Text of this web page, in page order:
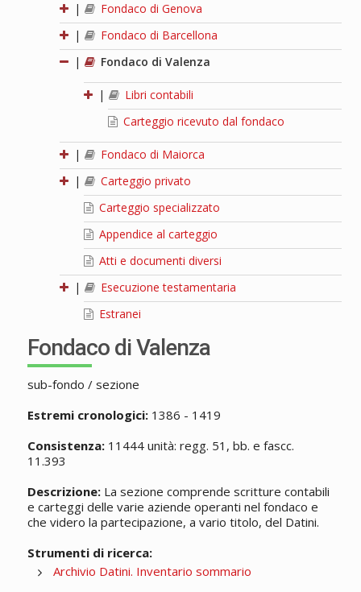
|
Fondaco di Genova
|
Fondaco di Barcellona
|
Fondaco di Valenza
|
Libri contabili
Carteggio ricevuto dal fondaco
|
Fondaco di Maiorca
|
Carteggio privato
Carteggio specializzato
Appendice al carteggio
Atti e documenti diversi
|
Esecuzione testamentaria
Estranei
Fondaco di Valenza
sub-fondo / sezione
Estremi cronologici:1386 - 1419
Consistenza:11444 unità: regg. 51, bb. e fascc.
11.393
Descrizione:La sezione comprende scritture contabili
e carteggi delle varie aziende operanti nel fondaco e
che videro la partecipazione, a vario titolo, del Datini.
Strumenti di ricerca:
Archivio Datini. Inventario sommario